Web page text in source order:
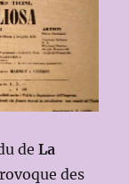
deLa
des